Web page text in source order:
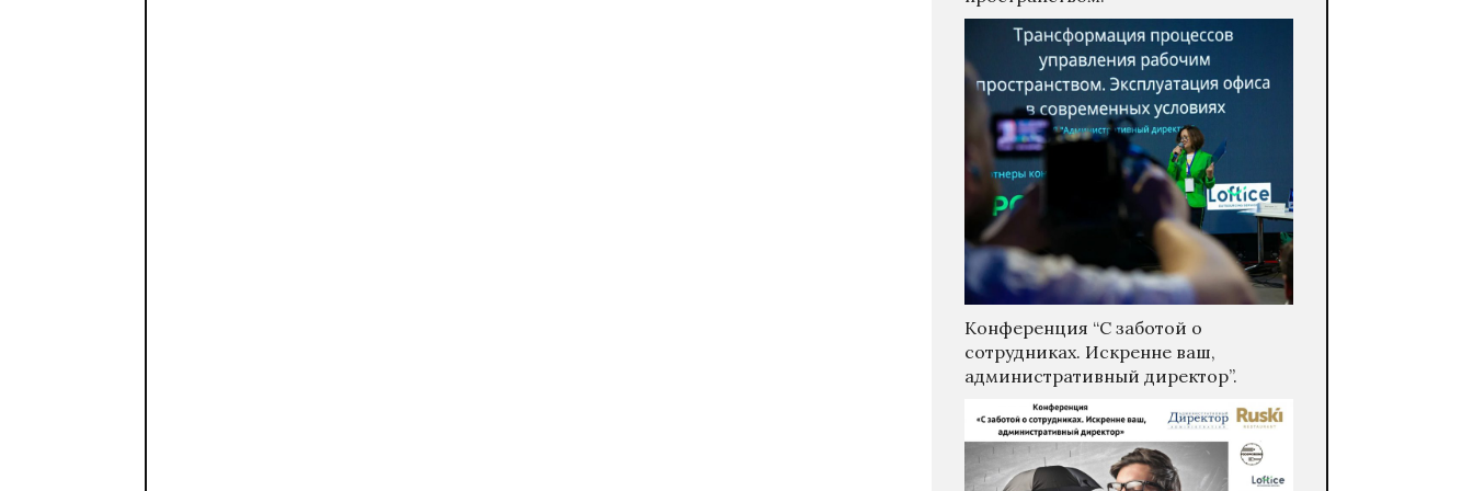
Конференция “С заботой о
сотрудниках. Искренне ваш,
административный директор”.